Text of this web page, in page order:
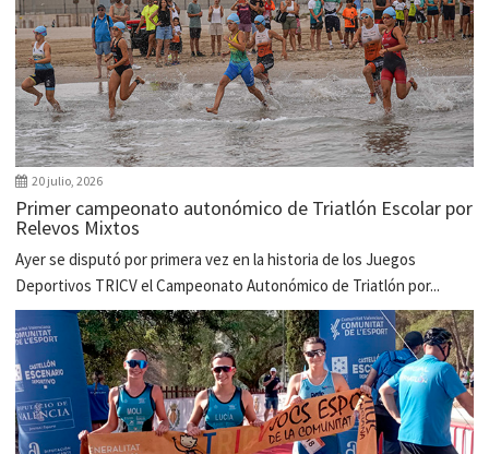
20 julio, 2026
Primer campeonato autonómico de Triatlón Escolar por
Relevos Mixtos
Ayer se disputó por primera vez en la historia de los Juegos
Deportivos TRICV el Campeonato Autonómico de Triatlón por...